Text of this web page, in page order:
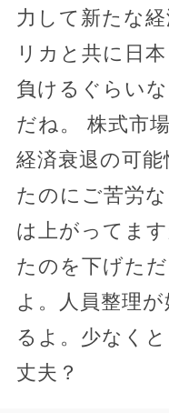
力して新たな
リカと共に日
負けるぐらい
だね。 株式市
経済衰退の可
たのにご苦労
は上がってま
たのを下げた
よ。人員整理
るよ。少なく
丈夫？